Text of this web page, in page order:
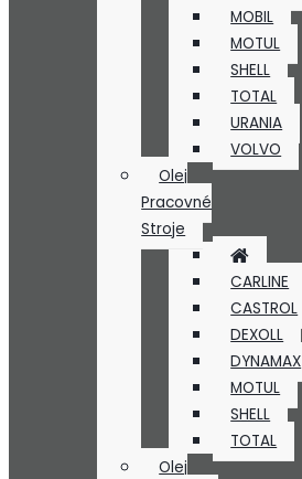
MOBIL
MOTUL
SHELL
TOTAL
URANIA
VOLVO
Olej
Pracovné
Stroje
CARLINE
CASTROL
DEXOLL
DYNAMAX
MOTUL
SHELL
TOTAL
Olej